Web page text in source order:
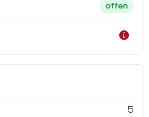
offen
5